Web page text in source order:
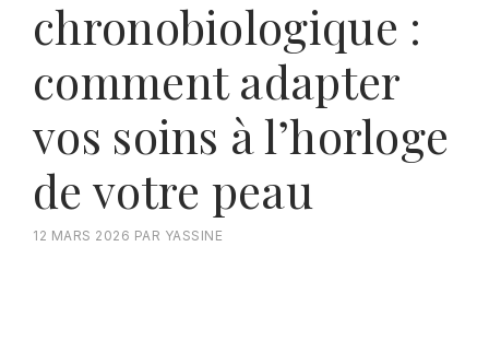
chronobiologique :
comment adapter
vos soins à l’horloge
de votre peau
12 MARS 2026 PAR YASSINE